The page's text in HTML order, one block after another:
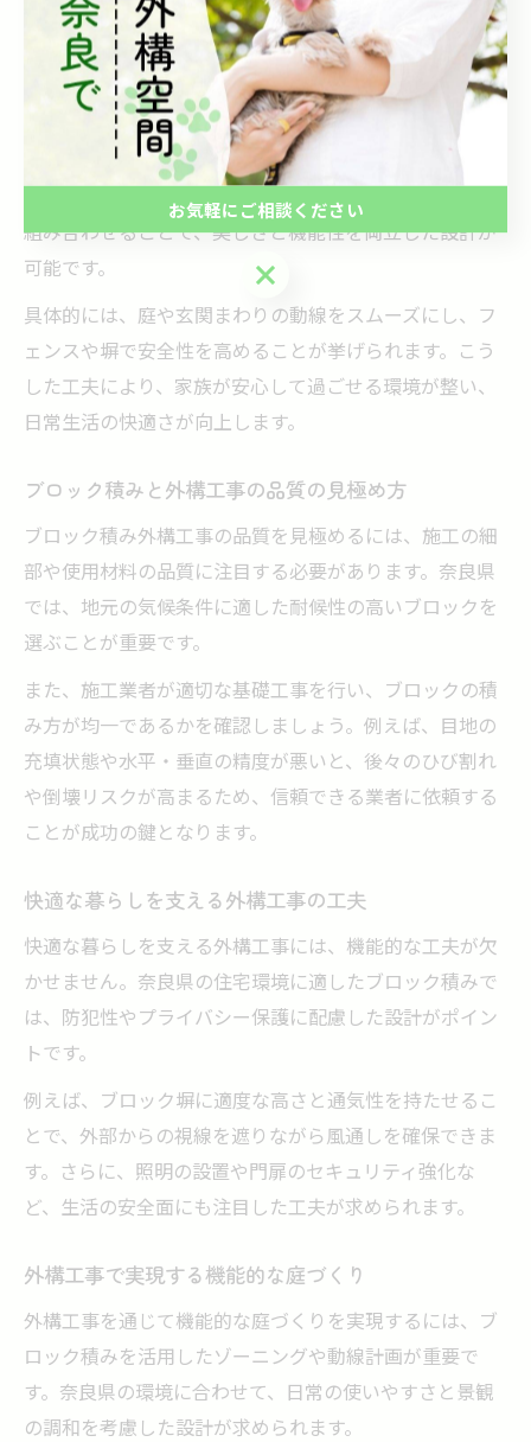
を底上げする重要な役割を果たしているのです。
外構工事で叶える快適な住まい空間設計
外構工事を取り入れることで、住まいの周囲に快適で使
いやすい空間を設計できます。奈良県の気候や地形に合
わせて、通風や日当たりを考慮しながらブロック積みを
組み合わせることで、美しさと機能性を両立した設計が
可能です。
具体的には、庭や玄関まわりの動線をスムーズにし、フ
ェンスや塀で安全性を高めることが挙げられます。こう
した工夫により、家族が安心して過ごせる環境が整い、
日常生活の快適さが向上します。
ブロック積みと外構工事の品質の見極め方
ブロック積み外構工事の品質を見極めるには、施工の細
部や使用材料の品質に注目する必要があります。奈良県
では、地元の気候条件に適した耐候性の高いブロックを
選ぶことが重要です。
また、施工業者が適切な基礎工事を行い、ブロックの積
み方が均一であるかを確認しましょう。例えば、目地の
充填状態や水平・垂直の精度が悪いと、後々のひび割れ
や倒壊リスクが高まるため、信頼できる業者に依頼する
ことが成功の鍵となります。
快適な暮らしを支える外構工事の工夫
快適な暮らしを支える外構工事には、機能的な工夫が欠
かせません。奈良県の住宅環境に適したブロック積みで
は、防犯性やプライバシー保護に配慮した設計がポイン
トです。
例えば、ブロック塀に適度な高さと通気性を持たせるこ
とで、外部からの視線を遮りながら風通しを確保できま
す。さらに、照明の設置や門扉のセキュリティ強化な
ど、生活の安全面にも注目した工夫が求められます。
外構工事で実現する機能的な庭づくり
外構工事を通じて機能的な庭づくりを実現するには、ブ
ロック積みを活用したゾーニングや動線計画が重要で
す。奈良県の環境に合わせて、日常の使いやすさと景観
の調和を考慮した設計が求められます。
お気軽にご相談ください
お気軽にご相談ください